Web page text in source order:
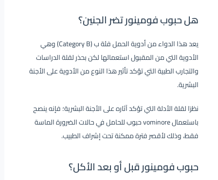
هل حبوب فومينور تضر الجنين؟
يعد هذا الدواء من أدوية الحمل فئة ب (Category B) وهي
الأدوية التي من المقبول استعمالها لكن بحذر لقلة الدراسات
والتجارب الطبية التي تؤكد تأثير هذا النوع من الأدوية على الأجنة
البشرية.
نظرَا لقلة الأدلة التي تؤكد آثاره على الأجنة البشرية؛ فإنه ينصح
باستعمال vominore حبوب للحامل في حالات الضرورة الماسة
فقط، وذلك لأقصر فترة ممكنة تحت إشراف الطبيب.
حبوب فومينور قبل أو بعد الأكل؟